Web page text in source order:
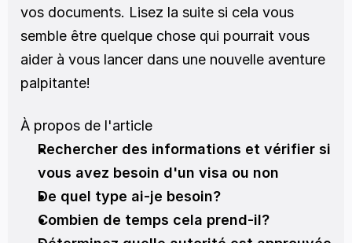
vos documents. Lisez la suite si cela vous
semble être quelque chose qui pourrait vous
aider à vous lancer dans une nouvelle aventure
palpitante!
À propos de l'article
Rechercher des informations et vérifier si
vous avez besoin d'un visa ou non
De quel type ai-je besoin?
Combien de temps cela prend-il?